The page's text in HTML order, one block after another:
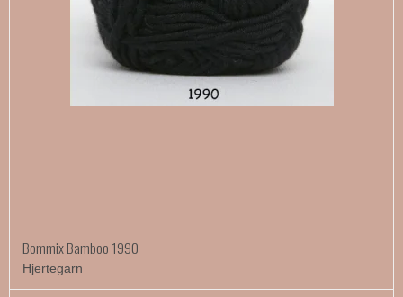
Bommix Bamboo 1990
Hjertegarn